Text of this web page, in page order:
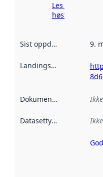
Les mer om
høsting her
Sist oppdatert 9.
Landingsside
Dokumentasjon
Datasettype